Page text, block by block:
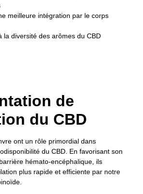
meilleure intégration par le corps
la diversité des arômes du CBD
de
du CBD
ont un rôle primordial dans
du CBD. En favorisant son
hémato-encéphalique, ils
plus rapide et efficiente par notre